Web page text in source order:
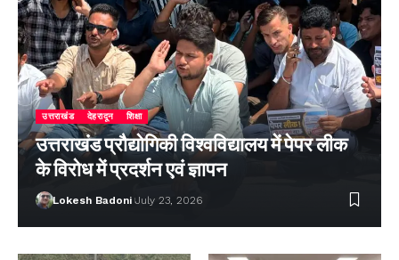
उत्तराखंड देहरादून शिक्षा
उत्तराखंड प्रौद्योगिकी विश्वविद्यालय में पेपर लीक
के विरोध में प्रदर्शन एवं ज्ञापन
Lokesh Badoni July 23, 2026